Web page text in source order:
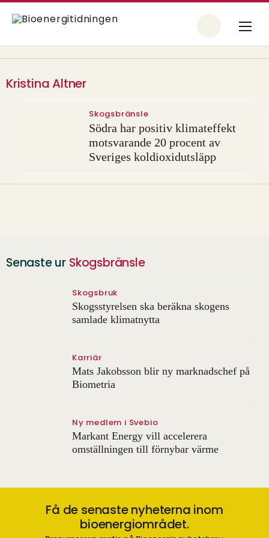
Kristina Altner
Skogsbränsle
Södra har positiv klimateffekt
motsvarande 20 procent av
Sveriges koldioxidutsläpp
Senaste ur Skogsbränsle
Skogsbruk
Skogsstyrelsen ska beräkna skogens
samlade klimatnytta
Karriär
Mats Jakobsson blir ny marknadschef på
Biometria
Ny medlem i Svebio
Markant Energy vill accelerera
omställningen till förnybar värme
Få de senaste nyheterna inom
bioenergiområdet.